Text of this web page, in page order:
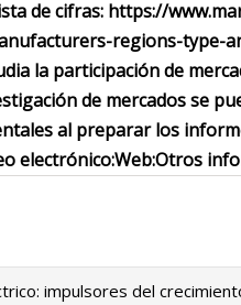
de cifras: https://
regions-type-
la participación de
de mercados se
al preparar los
electrónico:Web:Otros
impulsores del